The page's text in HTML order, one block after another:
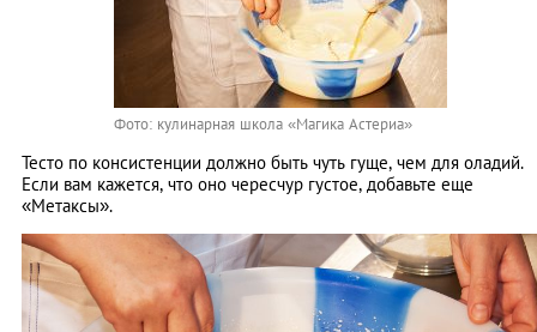
Фото: кулинарная школа «Магика Астериа»
Тесто по консистенции должно быть чуть гуще, чем для оладий.
Если вам кажется, что оно чересчур густое, добавьте еще
«Метаксы».